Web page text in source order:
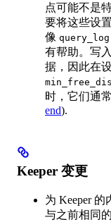
点可能不是
要将这些设
像 query_log
有帮助。写
据，因此在
时，它们通
end).
Keeper 变更
为 Keeper
与之前相同